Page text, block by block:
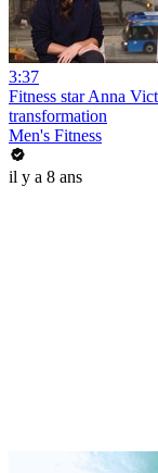
3:37
Fitness star Anna
transformation
Men's Fitness
il y a 8 ans